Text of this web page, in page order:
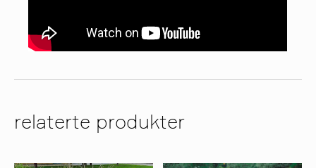
relaterte produkter